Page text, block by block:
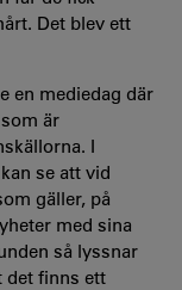
Det blev ett
en mediedag där
är
I
se att vid
gäller, på
med sina
så lyssnar
det finns ett